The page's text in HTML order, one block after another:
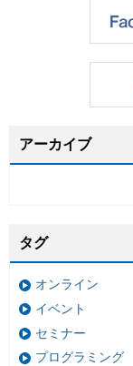
アーカイブ
タグ
オンライン
イベント
セミナー
プログラミング